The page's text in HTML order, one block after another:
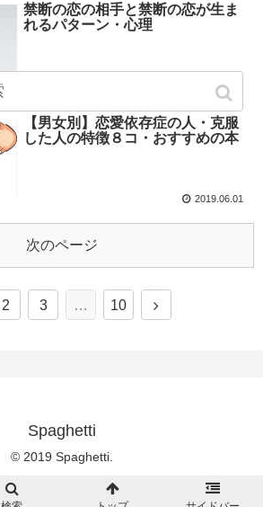
禁断の恋の相手と禁断の恋が生ま
れるパターン・心理
2019.06.01
【男女別】恋愛依存症の人・克服
した人の特徴８コ・おすすめの本
2019.06.01
次のページ
2 3 … 10
Spaghetti
© 2019 Spaghetti.